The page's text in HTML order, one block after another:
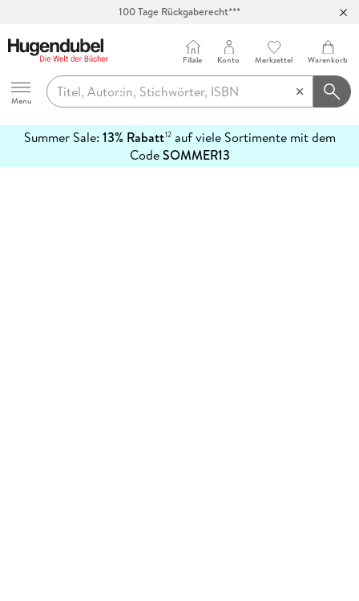
100 Tage Rückgaberecht***
Hugendubel
Menu
Filiale Konto Merkzettel Warenkorb
Summer Sale: 13% Rabatt12auf viele Sortimente mit dem
CodeSOMMER13
erfahren